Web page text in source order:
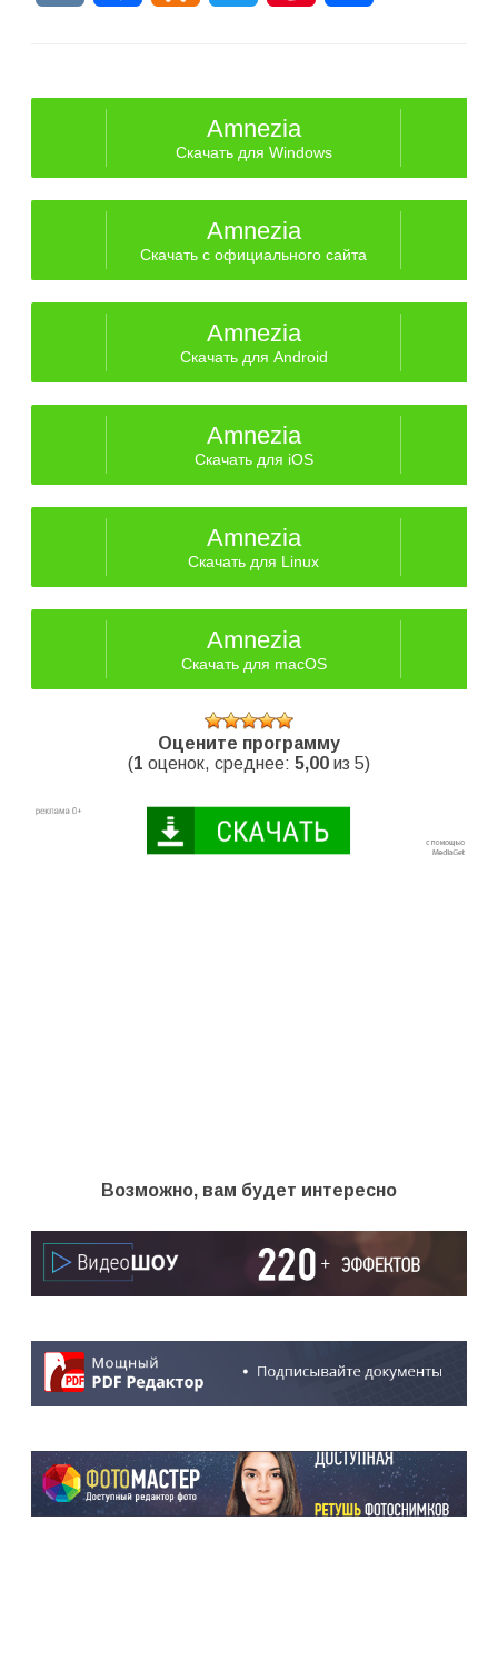
Amnezia
Скачать для Windows
Amnezia
Скачать с официального сайта
Amnezia
Скачать для Android
Amnezia
Скачать для iOS
Amnezia
Скачать для Linux
Amnezia
Скачать для macOS
Оцените программу
(1 оценок, среднее: 5,00 из 5)
Возможно, вам будет интересно